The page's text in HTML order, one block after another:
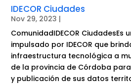
IDECOR Ciudades
Nov 29, 2023 |
ComunidadIDECOR CiudadesEs
impulsado por IDECOR que
infraestructura tecnológica a
de la provincia de Córdoba
y publicación de sus datos